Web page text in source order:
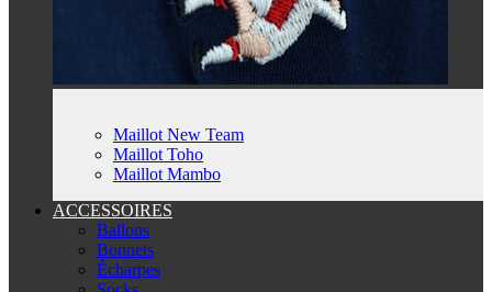
Maillot New Team
Maillot Toho
Maillot Mambo
ACCESSOIRES
Ballons
Bonnets
Écharpes